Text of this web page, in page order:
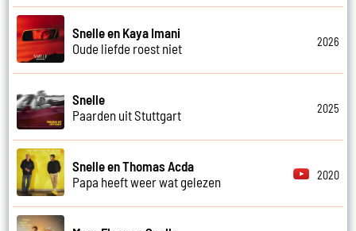
Snelle en Kaya Imani
Oude liefde roest niet
2026
Snelle
Paarden uit Stuttgart
2025
Snelle en Thomas Acda
Papa heeft weer wat gelezen
2020